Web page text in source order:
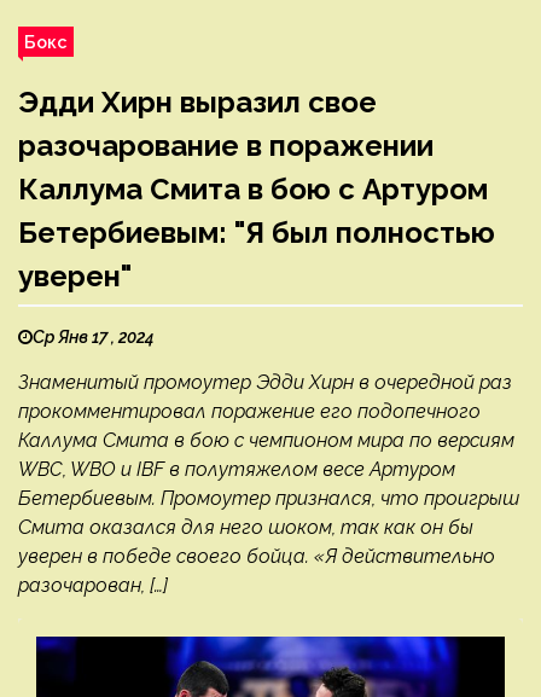
Бокс
Эдди Хирн выразил свое
разочарование в поражении
Каллума Смита в бою с Артуром
Бетербиевым: "Я был полностью
уверен"
Ср Янв 17 , 2024
Знаменитый промоутер Эдди Хирн в очередной раз
прокомментировал поражение его подопечного
Каллума Смита в бою с чемпионом мира по версиям
WBC, WBO и IBF в полутяжелом весе Артуром
Бетербиевым. Промоутер признался, что проигрыш
Смита оказался для него шоком, так как он бы
уверен в победе своего бойца. «Я действительно
разочарован, […]